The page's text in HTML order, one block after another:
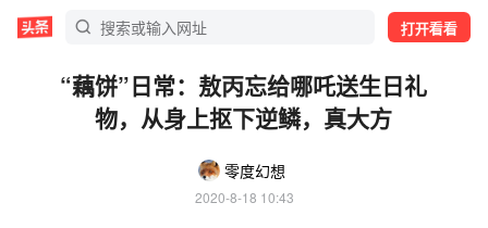
打开看看
“藕饼”日常：敖丙忘给哪吒送生日礼
物，从身上抠下逆鳞，真大方
零度幻想
2020-8-18 10:43